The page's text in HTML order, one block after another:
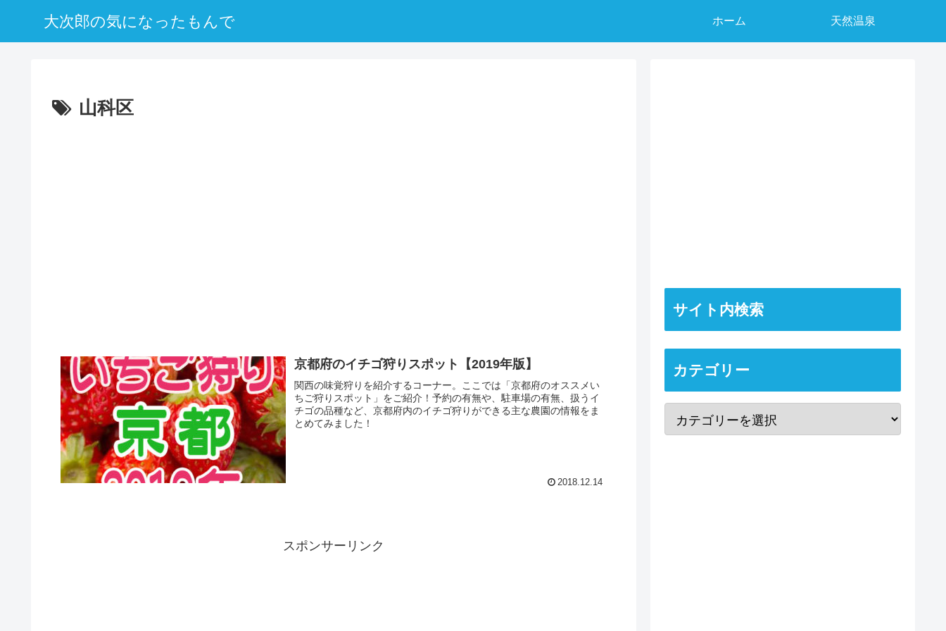
大次郎の気になったもんで ホーム 天然温泉
山科区
京都府のイチゴ狩りスポット【2019年版】
関西の味覚狩りを紹介するコーナー。ここでは「京都府のオススメい
ちご狩りスポット」をご紹介！予約の有無や、駐車場の有無、扱うイ
チゴの品種など、京都府内のイチゴ狩りができる主な農園の情報をま
とめてみました！
2018.12.14
スポンサーリンク
サイト内検索
カテゴリー